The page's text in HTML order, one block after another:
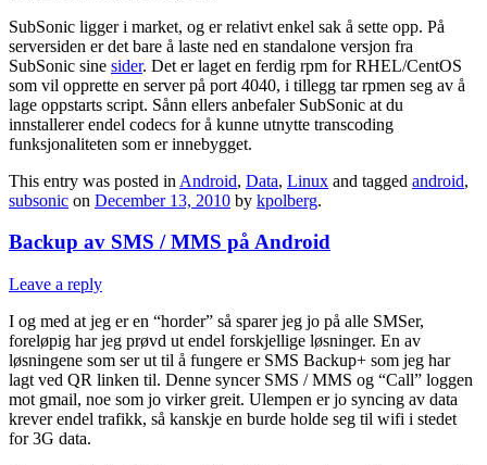
SubSonic ligger i market, og er relativt enkel sak å sette opp. På
serversiden er det bare å laste ned en standalone versjon fra
SubSonic sine sider. Det er laget en ferdig rpm for RHEL/CentOS
som vil opprette en server på port 4040, i tillegg tar rpmen seg av å
lage oppstarts script. Sånn ellers anbefaler SubSonic at du
innstallerer endel codecs for å kunne utnytte transcoding
funksjonaliteten som er innebygget.
This entry was posted in Android, Data, Linux and tagged android,
subsonic on December 13, 2010 by kpolberg.
Backup av SMS / MMS på Android
Leave a reply
I og med at jeg er en “horder” så sparer jeg jo på alle SMSer,
foreløpig har jeg prøvd ut endel forskjellige løsninger. En av
løsningene som ser ut til å fungere er SMS Backup+ som jeg har
lagt ved QR linken til. Denne syncer SMS / MMS og “Call” loggen
mot gmail, noe som jo virker greit. Ulempen er jo syncing av data
krever endel trafikk, så kanskje en burde holde seg til wifi i stedet
for 3G data.